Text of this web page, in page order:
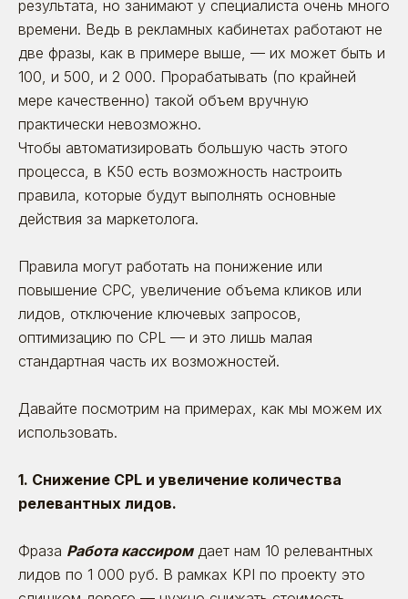
результата, но занимают у специалиста очень много
времени. Ведь в рекламных кабинетах работают не
две фразы, как в примере выше, — их может быть и
100, и 500, и 2 000. Прорабатывать (по крайней
мере качественно) такой объем вручную
практически невозможно.
Чтобы автоматизировать большую часть этого
процесса, в K50 есть возможность настроить
правила, которые будут выполнять основные
действия за маркетолога.
Правила могут работать на понижение или
повышение CPC, увеличение объема кликов или
лидов, отключение ключевых запросов,
оптимизацию по CPL — и это лишь малая
стандартная часть их возможностей.
Давайте посмотрим на примерах, как мы можем их
использовать.
1. Снижение CPL и увеличение количества
релевантных лидов.
Фраза Работа кассиромдает нам 10 релевантных
лидов по 1 000 руб. В рамках KPI по проекту это